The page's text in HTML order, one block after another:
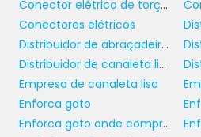
industriais, é
requisitos de
corrosão e alta
terminais resistentes a
escolher opções
situação pode
componentes e
Conector elétrico de torção
Conectores elétricos
Distribuidor de abraçadeira de nylon
Distribuidor de canaleta lisa
Empresa de canaleta lisa
Enforca gato
Enforca gato onde comprar